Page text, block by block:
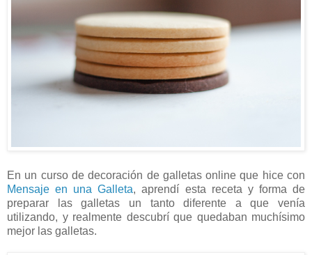
En un curso de decoración de galletas online que hice con
Mensaje en una Galleta, aprendí esta receta y forma de
preparar las galletas un tanto diferente a que venía
utilizando, y realmente descubrí que quedaban muchísimo
mejor las galletas.